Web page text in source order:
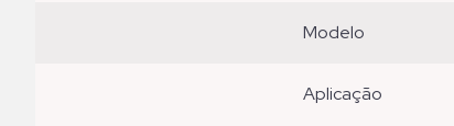
modelo
aplicação